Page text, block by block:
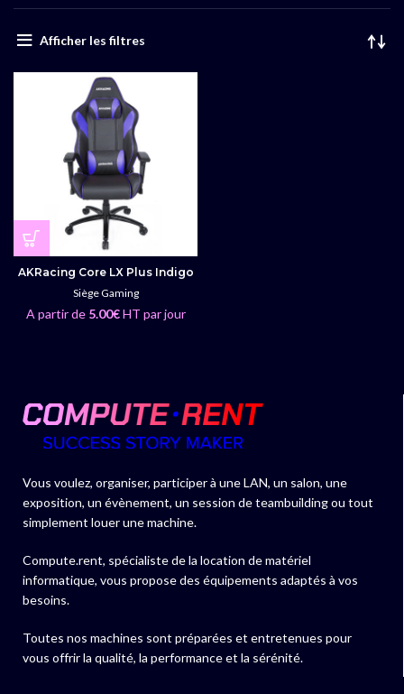
Afficher les filtres
AKRacing Core LX Plus Indigo
Siège Gaming
A partir de 5.00€HT par jour
Vous voulez, organiser, participer à une LAN, un salon, une
exposition, un évènement, un session de teambuilding ou tout
simplement louer une machine.
Compute.rent, spécialiste de la location de matériel
informatique, vous propose des équipements adaptés à vos
besoins.
Toutes nos machines sont préparées et entretenues pour
vous offrir la qualité, la performance et la sérénité.